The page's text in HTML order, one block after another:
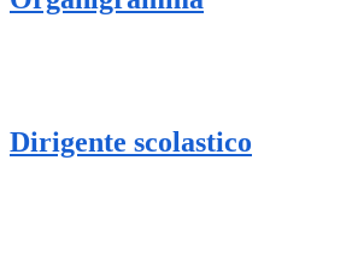
Dirigente scolastico